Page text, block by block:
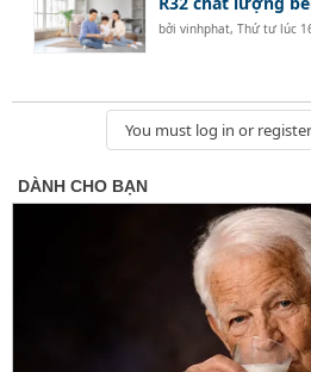
bởivinhphat,Thứ tư lúc
You must log in or